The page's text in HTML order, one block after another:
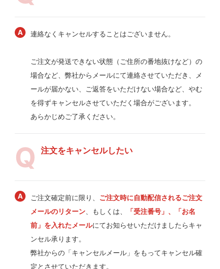
連絡なくキャンセルすることはございません。
ご注文が発送できない状態（ご住所の番地抜けなど）の
場合など、弊社からメールにて連絡させていただき、メ
ールが届かない、ご返答をいただけない場合など、やむ
を得ずキャンセルさせていただく場合がございます。
あらかじめご了承ください。
注文をキャンセルしたい
ご注文確定前に限り、 ご注文時に自動配信されるご注文
メールのリターン 、もしくは、
「受注番号」、「お名
前」を入れたメールにてお知らせいただけましたらキャ
ンセル承ります。
弊社からの「キャンセルメール」をもってキャンセル確
定とさせていただきます。